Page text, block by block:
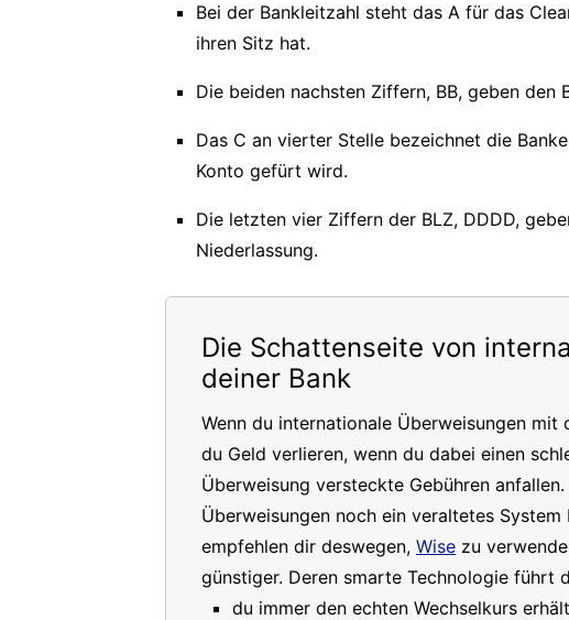
Bei der Bankleitzahl steht das A für das
ihren Sitz hat.
Die beiden nachsten Ziffern, BB, geben den
Das C an vierter Stelle bezeichnet die
Konto gefürt wird.
Die letzten vier Ziffern der BLZ, DDDD,
Niederlassung.
Die Schattenseite von
deiner Bank
Wenn du internationale Überweisungen
du Geld verlieren, wenn du dabei einen
Überweisung versteckte Gebühren
Überweisungen noch ein veraltetes
empfehlen dir deswegen, Wise zu
günstiger. Deren smarte Technologie führt
du immer den echten Wechselkurs